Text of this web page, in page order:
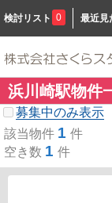
検討リスト 0 最近見
浜川崎駅物件
募集中のみ表示
該当物件 1 件
空き数 1 件